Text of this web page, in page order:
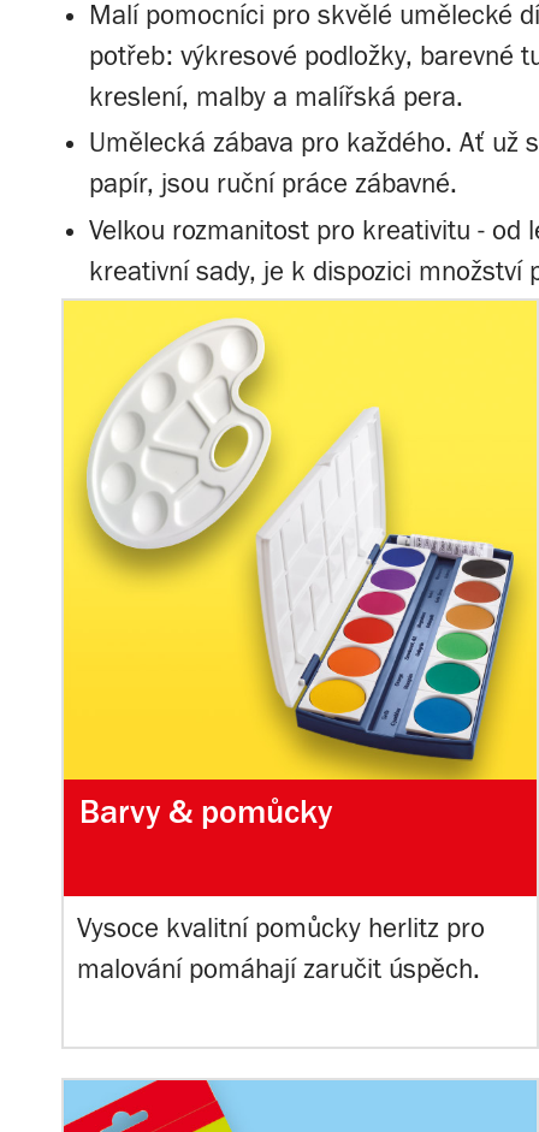
Malí pomocníci pro skvělé umělecké
potřeb: výkresové podložky, barevné
kreslení, malby a malířská pera.
Umělecká zábava pro každého. Ať už
papír, jsou ruční práce zábavné.
Velkou rozmanitost pro kreativitu - od
kreativní sady, je k dispozici
Barvy & pomůcky
Vysoce kvalitní pomůcky herlitz pro
malování pomáhají zaručit úspěch.